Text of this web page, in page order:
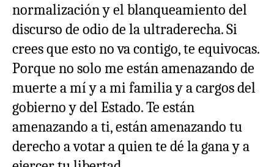
normalización y el blanqueamiento del
discurso de odio de la ultraderecha. Si
crees que esto no va contigo, te equivocas.
Porque no solo me están amenazando de
muerte a mí y a mi familia y a cargos del
gobierno y del Estado. Te están
amenazando a ti, están amenazando tu
derecho a votar a quien te dé la gana y a